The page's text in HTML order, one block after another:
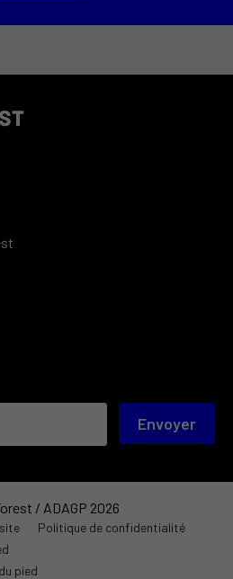
Envoyer
/ ADAGP 2026
Politique de confidentialité
pied